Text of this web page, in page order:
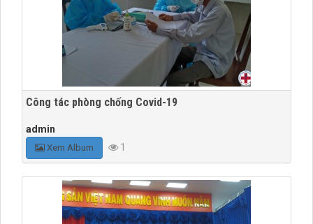
Công tác phòng chống Covid-19
admin
Xem Album 1